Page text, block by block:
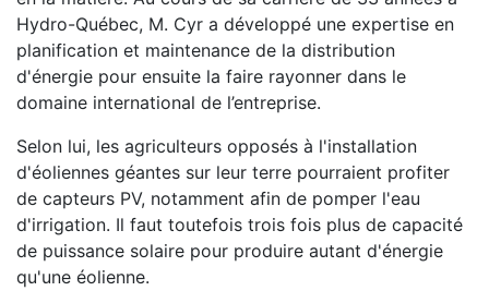
Hydro-Québec, M. Cyr a développé une expertise en
planification et maintenance de la distribution
d'énergie pour ensuite la faire rayonner dans le
domaine international de l’entreprise.
Selon lui, les agriculteurs opposés à l'installation
d'éoliennes géantes sur leur terre pourraient profiter
de capteurs PV, notamment afin de pomper l'eau
d'irrigation. Il faut toutefois trois fois plus de capacité
de puissance solaire pour produire autant d'énergie
qu'une éolienne.